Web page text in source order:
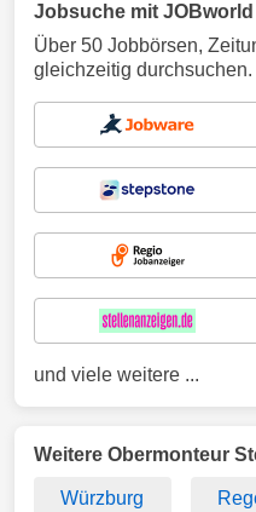
Jobsuche mit JOBworld
Über 50 Jobbörsen,
gleichzeitig durchsuchen.
und viele weitere ...
Weitere Obermonteur
Würzburg